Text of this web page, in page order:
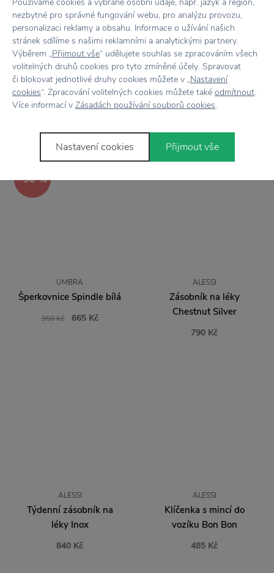
ALESSI
Háček na kabelku Jumbo
710 Kč
DOPRAVA ZDARMA
UMBRA
Šperkovnice Stowit bílá
−30 %
UMBRA
Šperkovnice Spindle bílá
950 Kč 665 Kč
ALESSI
Zásobník na léky
Chestnut Silver
790 Kč
ALESSI
Týdenní zásobník na
léky Inox
840 Kč
ALESSI
Klíčenka s mincí do
vozíku Bon Bon
485 Kč
nezbytné pro správné fungování webu, pro analýzu provozu,
personalizaci reklamy a obsahu. Informace o užívání našich
stránek sdílíme s našimi reklamními a analytickými partnery.
Výběrem „Přijmout vše“ udělujete souhlas se zpracováním všech
volitelných druhů cookies pro tyto zmíněné účely. Spravovat
či blokovat jednotlivé druhy cookies můžete v „Nastavení
cookies“. Zpracování volitelných cookies můžete také odmítnout.
Více informací v Zásadách používání souborů cookies.
Nastavení cookies Přijmout vše